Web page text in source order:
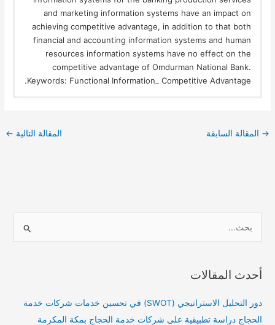
and marketing information systems have an impact on
achieving competitive advantage, in addition to that both
financial and accounting information systems and human
resources information systems have no effect on the
competitive advantage of Omdurman National Bank.
Keywords: Functional Information_ Competitive Advantage.
→ المقالة السابقة المقالة التالية ←
ح
أحدث المقالات
دور التحليل الاستراتيجي (SWOT) في تحسين خدمات شركات خدمة
الحجاج دراسة تطبيقية على شركات خدمة الحجاج بمكة المكرمة